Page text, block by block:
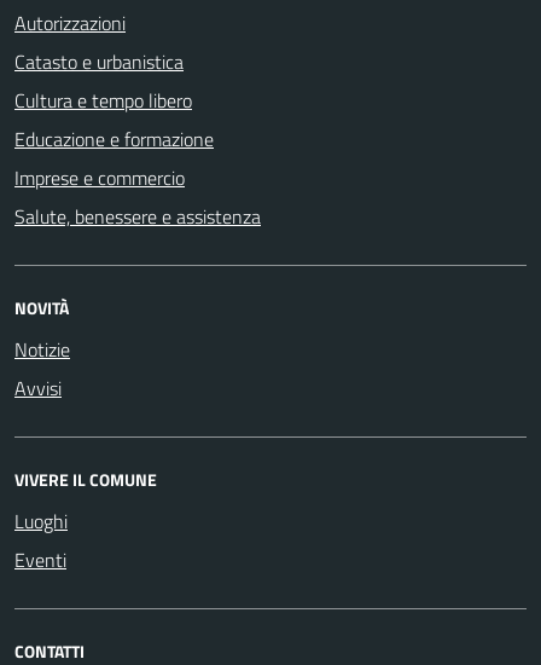
Autorizzazioni
Catasto e urbanistica
Cultura e tempo libero
Educazione e formazione
Imprese e commercio
Salute, benessere e assistenza
NOVITÀ
Notizie
Avvisi
VIVERE IL COMUNE
Luoghi
Eventi
CONTATTI